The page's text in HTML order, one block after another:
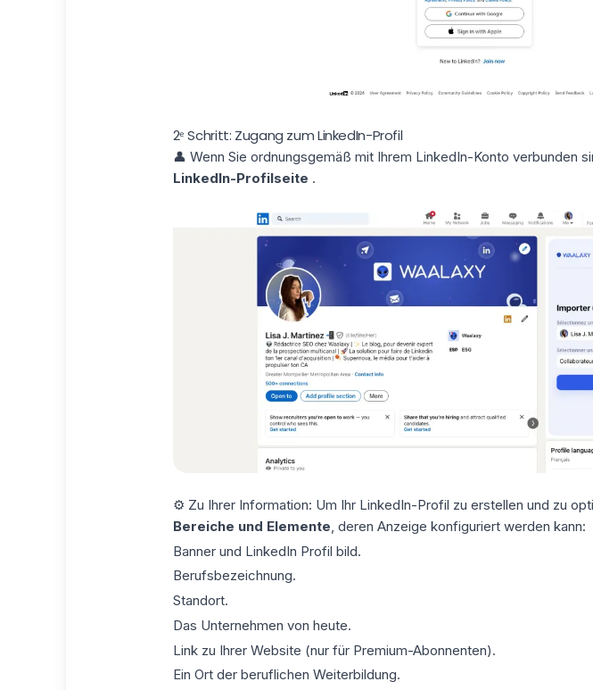
2ᵉ Schritt: Zugang zum LinkedIn-Profil
👤 Wenn Sie ordnungsgemäß mit Ihrem LinkedIn-Konto verbunden
LinkedIn-Profilseite .
⚙️ Zu Ihrer Information: Um Ihr LinkedIn-Profil zu erstellen und zu
Bereiche und Elemente, deren Anzeige konfiguriert werden kann:
Banner und LinkedIn Profil bild.
Berufsbezeichnung.
Standort.
Das Unternehmen von heute.
Link zu Ihrer Website (nur für Premium-Abonnenten).
Ein Ort der beruflichen Weiterbildung.